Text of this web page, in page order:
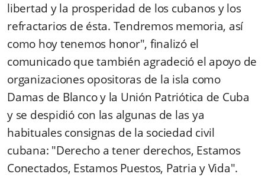
libertad y la prosperidad de los cubanos y los
refractarios de ésta. Tendremos memoria, así
como hoy tenemos honor", finalizó el
comunicado que también agradeció el apoyo de
organizaciones opositoras de la isla como
Damas de Blanco y la Unión Patriótica de Cuba
y se despidió con las algunas de las ya
habituales consignas de la sociedad civil
cubana: "Derecho a tener derechos, Estamos
Conectados, Estamos Puestos, Patria y Vida".